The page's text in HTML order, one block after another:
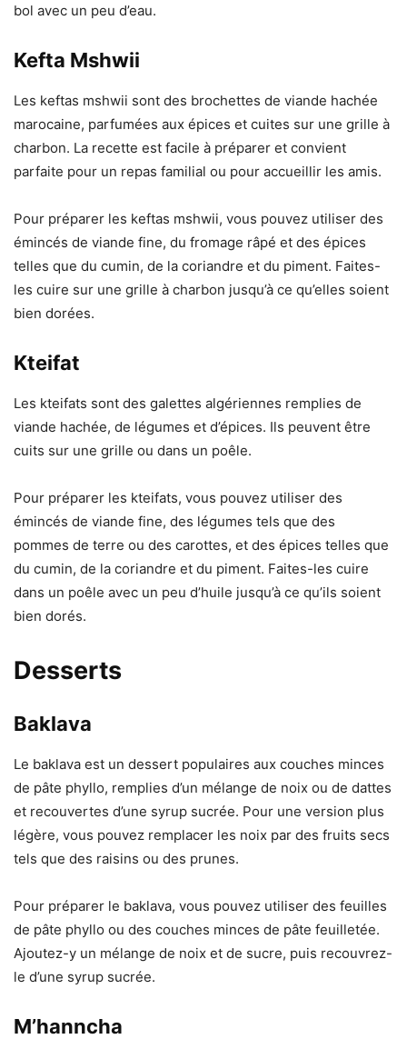
bol avec un peu d’eau.
Kefta Mshwii
Les keftas mshwii sont des brochettes de viande hachée
marocaine, parfumées aux épices et cuites sur une grille à
charbon. La recette est facile à préparer et convient
parfaite pour un repas familial ou pour accueillir les amis.
Pour préparer les keftas mshwii, vous pouvez utiliser des
émincés de viande fine, du fromage râpé et des épices
telles que du cumin, de la coriandre et du piment. Faites-
les cuire sur une grille à charbon jusqu’à ce qu’elles soient
bien dorées.
Kteifat
Les kteifats sont des galettes algériennes remplies de
viande hachée, de légumes et d’épices. Ils peuvent être
cuits sur une grille ou dans un poêle.
Pour préparer les kteifats, vous pouvez utiliser des
émincés de viande fine, des légumes tels que des
pommes de terre ou des carottes, et des épices telles que
du cumin, de la coriandre et du piment. Faites-les cuire
dans un poêle avec un peu d’huile jusqu’à ce qu’ils soient
bien dorés.
Desserts
Baklava
Le baklava est un dessert populaires aux couches minces
de pâte phyllo, remplies d’un mélange de noix ou de dattes
et recouvertes d’une syrup sucrée. Pour une version plus
légère, vous pouvez remplacer les noix par des fruits secs
tels que des raisins ou des prunes.
Pour préparer le baklava, vous pouvez utiliser des feuilles
de pâte phyllo ou des couches minces de pâte feuilletée.
Ajoutez-y un mélange de noix et de sucre, puis recouvrez-
le d’une syrup sucrée.
M’hanncha